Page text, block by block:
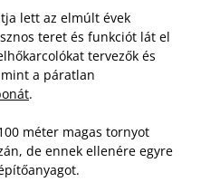
lett az elmúlt évek
teret és funkciót lát el
tervezők és
a páratlan
.
méter magas tornyot
de ennek ellenére egyre